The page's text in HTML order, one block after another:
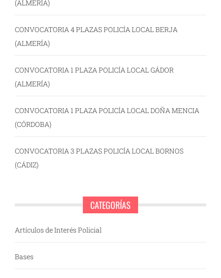
(ALMERÍA)
CONVOCATORIA 4 PLAZAS POLICÍA LOCAL BERJA
(ALMERÍA)
CONVOCATORIA 1 PLAZA POLICÍA LOCAL GÁDOR
(ALMERÍA)
CONVOCATORIA 1 PLAZA POLICÍA LOCAL DOÑA MENCIA
(CÓRDOBA)
CONVOCATORIA 3 PLAZAS POLICÍA LOCAL BORNOS
(CÁDIZ)
CATEGORÍAS
Artículos de Interés Policial
Bases